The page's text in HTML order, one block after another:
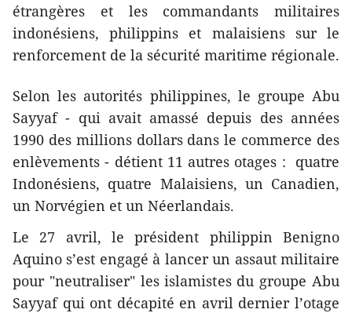
étrangères et les commandants militaires
indonésiens, philippins et malaisiens sur le
renforcement de la sécurité maritime régionale.
Selon les autorités philippines, le groupe Abu
Sayyaf - qui avait amassé depuis des années
1990 des millions dollars dans le commerce des
enlèvements - détient 11 autres otages : quatre
Indonésiens, quatre Malaisiens, un Canadien,
un Norvégien et un Néerlandais.
Le 27 avril, le président philippin Benigno
Aquino s’est engagé à lancer un assaut militaire
pour "neutraliser" les islamistes du groupe Abu
Sayyaf qui ont décapité en avril dernier l’otage